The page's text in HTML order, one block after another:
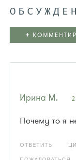
+
Ирина M.
Почему то я
ОТВЕТИТЬ